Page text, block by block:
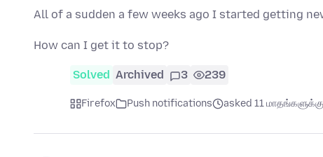
All of a sudden a few weeks ago I started getting
How can I get it to stop?
Solved Archived 3 239
Firefox Push notifications asked 11 மாதங்களுக்கு